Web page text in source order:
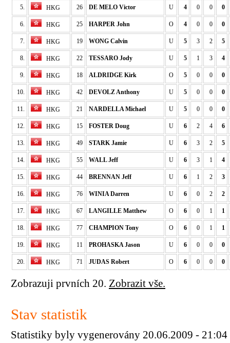
5. HKG 26 DE MELO Victor U 4 0 0 0
6. HKG 25 HARPER John O 4 0 0 0
7. HKG 19 WONG Calvin U 5 3 2 5
8. HKG 22 TESSARO Jody U 5 1 3 4
9. HKG 18 ALDRIDGE Kirk O 5 0 0 0
10. HKG 42 DEVOLZ Anthony U 5 0 0 0
11. HKG 21 NARDELLA Michael U 5 0 0 0
12. HKG 15 FOSTER Doug U 6 2 4 6
13. HKG 49 STARK Jamie U 6 3 2 5
14. HKG 55 WALL Jeff U 6 3 1 4
15. HKG 44 BRENNAN Jeff U 6 1 2 3
16. HKG 76 WINIA Darren U 6 0 2 2
17. HKG 67 LANGILLE Matthew O 6 0 1 1
18. HKG 77 CHAMPION Tony O 6 0 1 1
19. HKG 11 PROHASKA Jason U 6 0 0 0
20. HKG 71 JUDAS Robert O 6 0 0 0
Zobrazuji prvních 20. Zobrazit vše.
Stav statistik
Statistiky byly vygenerovány 20.06.2009 - 21:04